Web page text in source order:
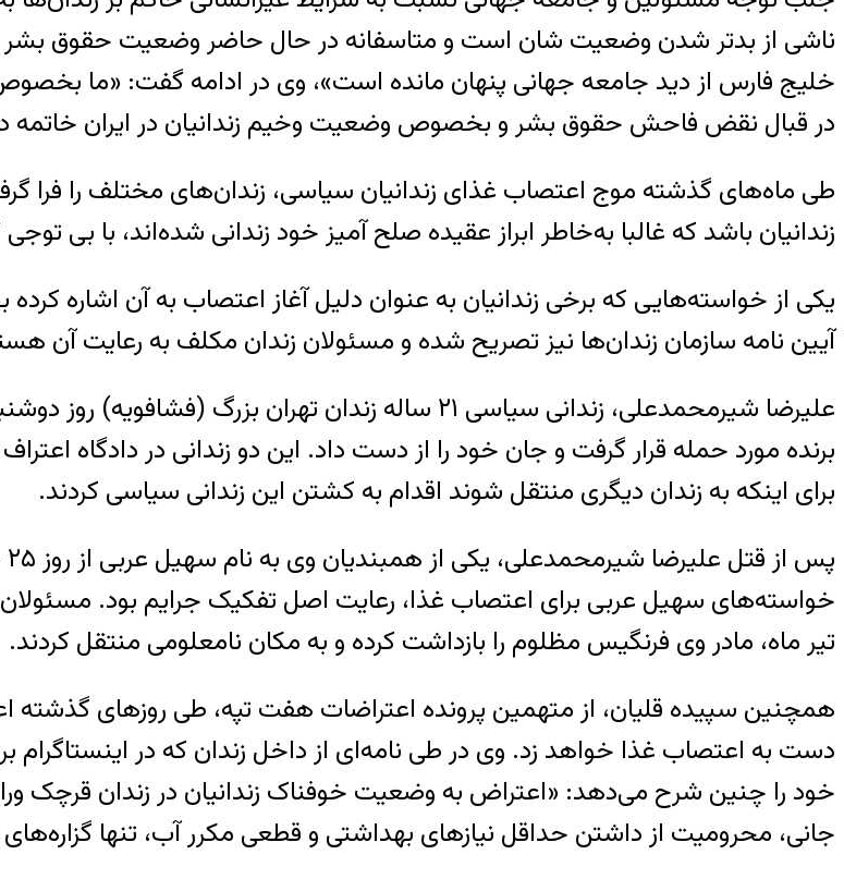
ناشی از بدتر شدن وضعیت شان است و متاسفانه در حال حاضر وضعیت حقوق
خلیج فارس از دید جامعه جهانی پنهان مانده است»، وی در ادامه گفت: «ما
در قبال نقض فاحش حقوق بشر و بخصوص وضعیت وخیم زندانیان در ایران خاتمه
طی ماه‌های گذشته موج اعتصاب غذای زندانیان سیاسی، زندان‌های مختلف را
زندانیان باشد که غالبا به‌خاطر ابراز عقیده صلح آمیز خود زندانی شده‌اند، با بی
یکی از خواسته‌هایی که برخی زندانیان به عنوان دلیل آغاز اعتصاب به آن اشاره
آیین نامه سازمان زندان‌ها نیز تصریح شده و مسئولان زندان مکلف به رعایت آن
برنده مورد حمله قرار گرفت و جان خود را از دست داد. این دو زندانی در دادگاه
برای اینکه به زندان دیگری منتقل شوند اقدام به کشتن این زندانی سیاسی کردند.
تیر ماه، مادر وی فرنگیس مظلوم را بازداشت کرده و به مکان نامعلومی منتقل کردند.
دست به اعتصاب غذا خواهد زد. وی در طی نامه‌ای از داخل زندان که در
خود را چنین شرح می‌دهد: «اعتراض به وضعیت خوفناک زندانیان در زندان قرچک
جانی، محرومیت از داشتن حداقل نیازهای بهداشتی و قطعی مکرر آب، تنها